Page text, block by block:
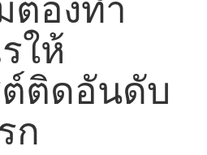
ให้
ต์ติดอันดับ
ก